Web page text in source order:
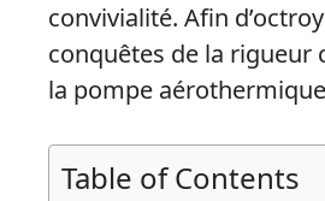
convivialité. Afin
conquêtes de la rigueur
la pompe
Table of Contents